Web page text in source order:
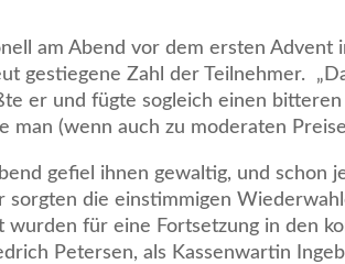
am Abend vor dem ersten Advent
gestiegene Zahl der Teilnehmer.
er und fügte sogleich einen
(wenn auch zu moderaten
gefiel ihnen gewaltig, und schon
sorgten die einstimmigen
für eine Fortsetzung in den
Petersen, als Kassenwartin